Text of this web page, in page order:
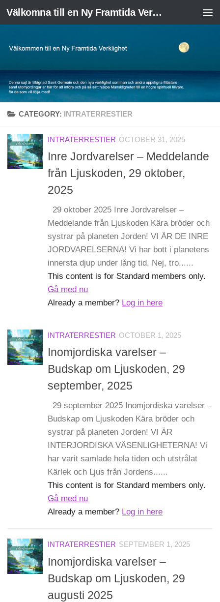
Skip to content Välkomna till en Ny Framtida Verklighet
CATEGORY: INTRATERRESTIER
INTRATERRESTIER OCTOBER 31, 2025
Inre Jordvarelser – Meddelande
från Ljuskoden, 29 oktober,
2025
29 oktober 2025 Inre Jordvarelser –
Meddelande från Ljuskoden Kära bröder och
systrar på planeten Jorden! VI ÄR DE INRE
JORDVARELSERNA! Vi har bott i planetens
innersta djup under lång tid. Nej, tro......
This content is for Standard members only.
Gå med nu
Already a member? Log in here
INTRATERRESTIER OCTOBER 1, 2025
Inomjordiska varelser –
Budskap om Ljuskoden, 29
september, 2025
29 september 2025 Inomjordiska varelser –
Budskap om Ljuskoden Kära bröder och
systrar på planeten Jorden! VI ÄR
INTERJORDISKA VÄSENLIGHETERNA! Vi
har varit samlade hela tiden och utstrålat
Kärlek och Ljus från Jordens......
This content is for Standard members only.
Gå med nu
Already a member? Log in here
INTRATERRESTIER SEPTEMBER 1, 2025
Inomjordiska varelser –
Budskap om Ljuskoden, 29
augusti 2025